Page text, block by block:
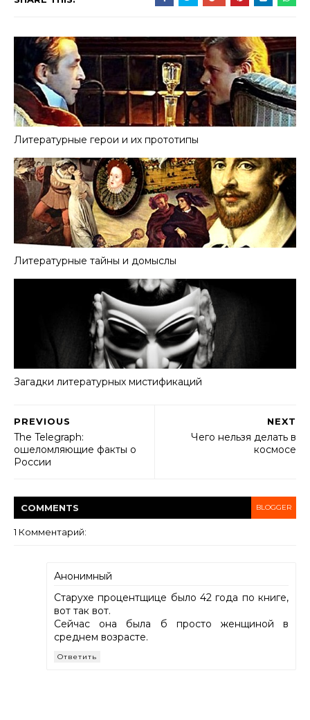
Литературные герои и их прототипы
Литературные тайны и домыслы
Загадки литературных мистификаций
NEXT
Чего нельзя делать в
космосе
PREVIOUS
The Telegraph:
ошеломляющие факты о
России
COMMENTS BLOGGER
1 Комментарий:
Анонимный
Старухе процентщице было 42 года по книге,
вот так вот.
Сейчас она была б просто женщиной в
среднем возрасте.
Ответить